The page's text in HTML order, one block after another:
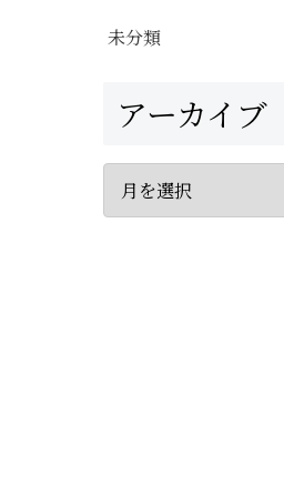
未分類
アーカイブ